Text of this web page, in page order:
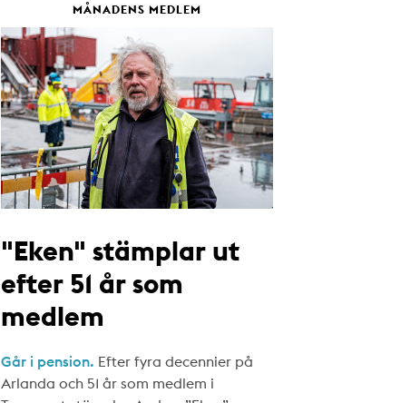
MÅNADENS MEDLEM
"Eken" stämplar ut
efter 51 år som
medlem
Går i pension. Efter fyra decennier på
Arlanda och 51 år som medlem i